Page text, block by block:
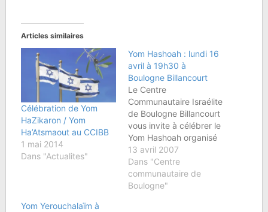
Articles similaires
Célébration de Yom
HaZikaron / Yom
Ha’Atsmaout au CCIBB
1 mai 2014
Dans "Actualites"
Yom Hashoah : lundi 16
avril à 19h30 à
Boulogne Billancourt
Le Centre
Communautaire Israélite
de Boulogne Billancourt
vous invite à célébrer le
Yom Hashoah organisé
par l'AJCBB à la
synagogue de Boulogne
Billancourt le lundi 16
avril à 19h30 au 43 rue
13 avril 2007
Dans "Centre
communautaire de
Boulogne"
Yom Yerouchalaïm à